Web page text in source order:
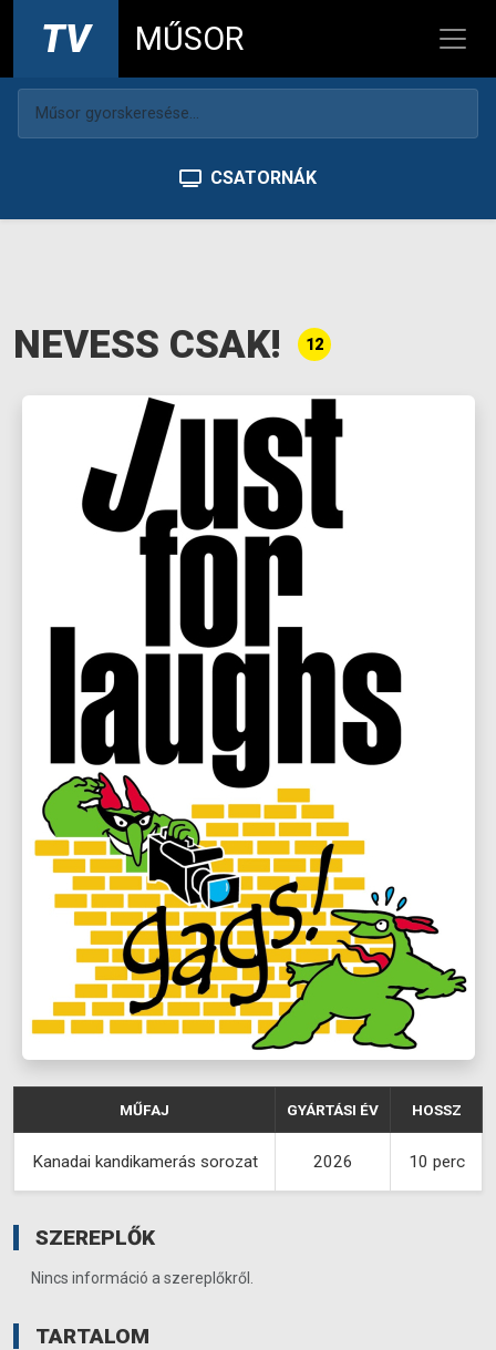
TV MŰSOR
CSATORNÁK
NEVESS CSAK! 12
MŰFAJ GYÁRTÁSI ÉV HOSSZ
Kanadai kandikamerás sorozat 2026 10 perc
SZEREPLŐK
Nincs információ a szereplőkről.
TARTALOM